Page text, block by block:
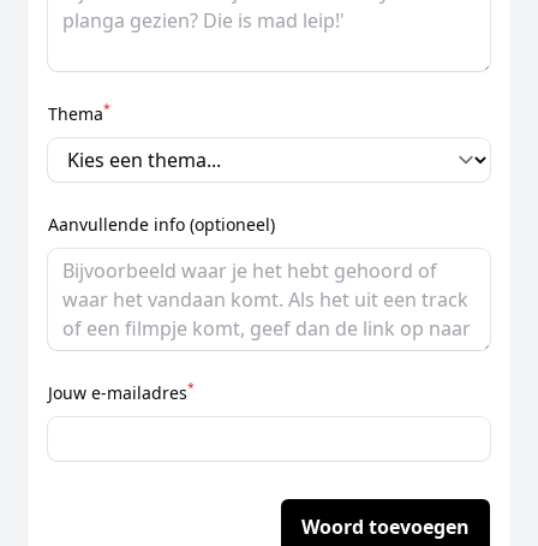
Thema*
Aanvullende info (optioneel)
Jouw e-mailadres*
Woord toevoegen